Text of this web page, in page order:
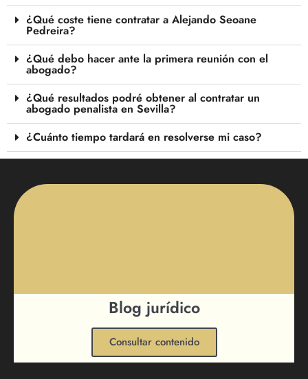
¿Qué coste tiene contratar a Alejando Seoane
Pedreira?
¿Qué debo hacer ante la primera reunión con el
abogado?
¿Qué resultados podré obtener al contratar un
abogado penalista en Sevilla?
¿Cuánto tiempo tardará en resolverse mi caso?
Blog jurídico
Consultar contenido